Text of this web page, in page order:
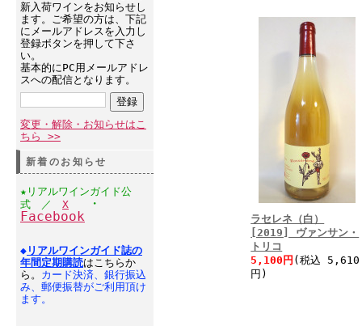
新入荷ワインをお知らせし
ます。ご希望の方は、下記
にメールアドレスを入力し
登録ボタンを押して下さ
い。
基本的にPC用メールアドレ
スへの配信となります。
変更・解除・お知らせはこ
ちら >>
新着のお知らせ
★リアルワインガイド公
式 ／ X
・
Facebook
◆ リアルワインガイド誌の
年間定期購読はこちらか
ら。 カード決済、銀行振込
み、郵便振替がご利用頂け
ます。
ラセレネ（白）
[2019] ヴァンサン・
トリコ
5,100円 (税込 5,610
円)